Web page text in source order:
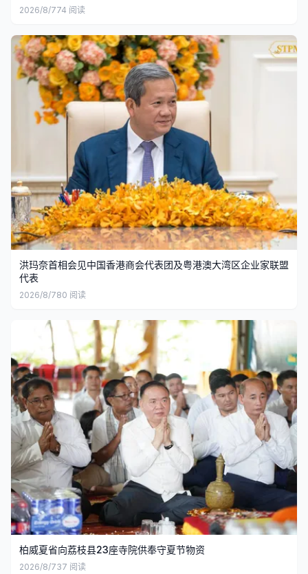
2026/8/774 阅读
洪玛奈首相会见中国香港商会代表团及粤港澳大湾区企业家联盟
代表
2026/8/780 阅读
柏威夏省向荔枝县23座寺院供奉守夏节物资
2026/8/737 阅读